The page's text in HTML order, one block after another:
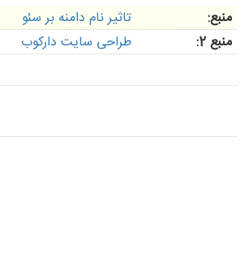
منبع:
تاثیر نام دامنه بر سئو
منبع 2:
طراحی سایت دارکوب